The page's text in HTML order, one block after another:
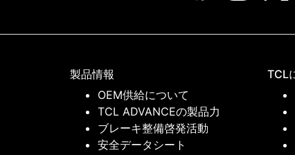
製品情報
OEM供給について
TCL ADVANCEの製品力
ブレーキ整備啓発活動
安全データシート
TCL